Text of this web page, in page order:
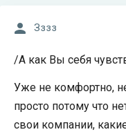
Зззз
/А как Вы себя
Уже не комфортно,
просто потому что
свои компании,